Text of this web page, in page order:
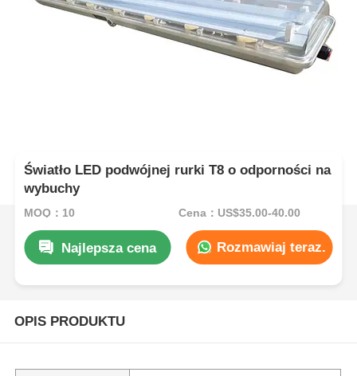
Światło LED podwójnej rurki T8 o odporności na
wybuchy
MOQ：10 Cena：US$35.00-40.00
Najlepsza cena Rozmawiaj teraz.
OPIS PRODUKTU